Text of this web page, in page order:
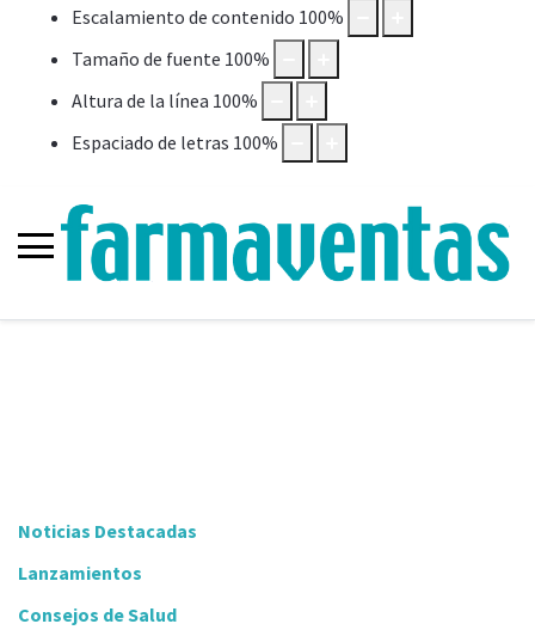
Escalamiento de contenido 100%
Tamaño de fuente 100%
Altura de la línea 100%
Espaciado de letras 100%
Noticias Destacadas
Lanzamientos
Consejos de Salud